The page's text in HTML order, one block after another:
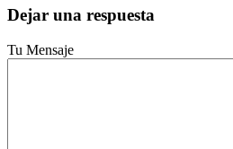
Dejar una respuesta
Tu Mensaje